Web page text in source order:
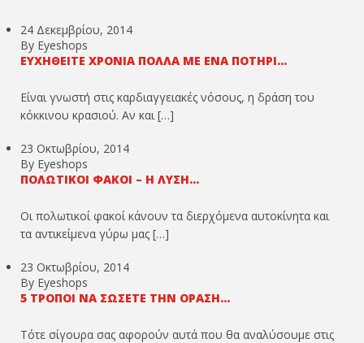
24 Δεκεμβρίου, 2014
By Eyeshops
ΕΥΧΗΘΕΊΤΕ ΧΡΌΝΙΑ ΠΟΛΛΆ ΜΕ ΈΝΑ ΠΟΤΉΡΙ...
Είναι γνωστή στις καρδιαγγειακές νόσους, η δράση του
κόκκινου κρασιού. Αν και […]
23 Οκτωβρίου, 2014
By Eyeshops
ΠΟΛΩΤΙΚΟΊ ΦΑΚΟΊ – Η ΛΎΣΗ...
Οι πολωτικοί φακοί κάνουν τα διερχόμενα αυτοκίνητα και
τα αντικείμενα γύρω μας […]
23 Οκτωβρίου, 2014
By Eyeshops
5 ΤΡΌΠΟΙ ΝΑ ΣΏΣΕΤΕ ΤΗΝ ΌΡΑΣΉ...
Τότε σίγουρα σας αφορούν αυτά που θα αναλύσουμε στις